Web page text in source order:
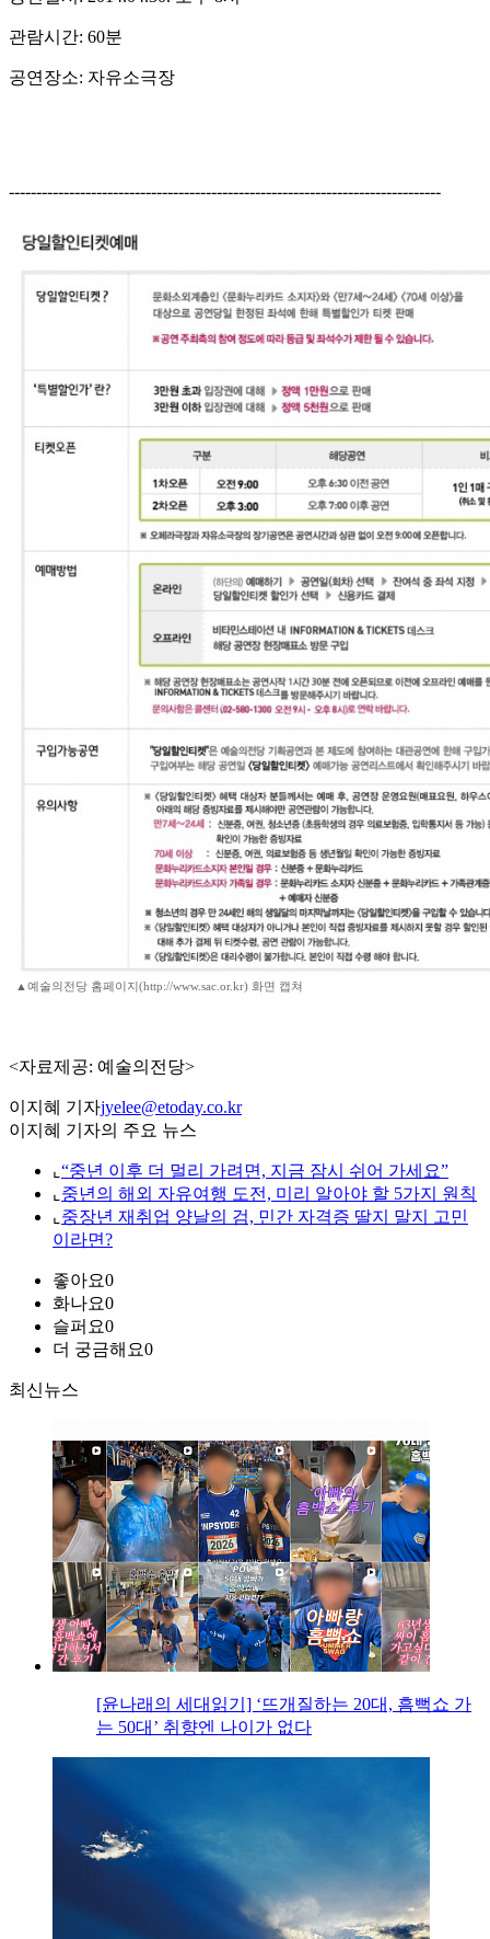
관람시간: 60분
공연장소: 자유소극장
-------------------------------------------------------------------------------
▲예술의전당 홈페이지(http://www.sac.or.kr) 화면 캡쳐
<자료제공: 예술의전당>
이지혜 기자jyelee@etoday.co.kr
이지혜 기자의 주요 뉴스
⌞ “중년 이후 더 멀리 가려면, 지금 잠시 쉬어 가세요”
⌞ 중년의 해외 자유여행 도전, 미리 알아야 할 5가지 원칙
⌞ 중장년 재취업 양날의 검, 민간 자격증 딸지 말지 고민
이라면?
좋아요0
화나요0
슬퍼요0
더 궁금해요0
최신뉴스
[윤나래의 세대읽기] ‘뜨개질하는 20대, 흠뻑쇼 가
는 50대’ 취향엔 나이가 없다